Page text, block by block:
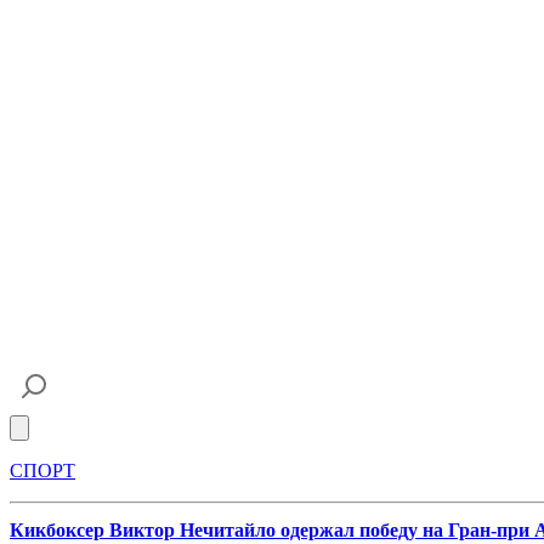
СПОРТ
Кикбоксер Виктор Нечитайло одержал победу на Гран-при